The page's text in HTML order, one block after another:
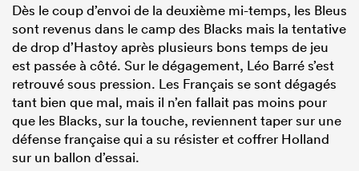
Dès le coup d’envoi de la deuxième mi-temps, les Bleus
sont revenus dans le camp des Blacks mais la tentative
de drop d’Hastoy après plusieurs bons temps de jeu
est passée à côté. Sur le dégagement, Léo Barré s’est
retrouvé sous pression. Les Français se sont dégagés
tant bien que mal, mais il n’en fallait pas moins pour
que les Blacks, sur la touche, reviennent taper sur une
défense française qui a su résister et coffrer Holland
sur un ballon d’essai.